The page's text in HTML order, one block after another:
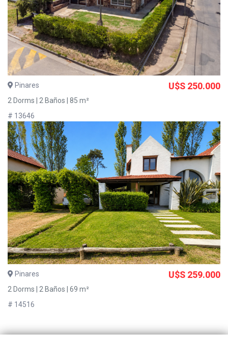
Pinares U$S 250.000
2 Dorms | 2 Baños | 85 m²
# 13646
Pinares U$S 259.000
2 Dorms | 2 Baños | 69 m²
# 14516